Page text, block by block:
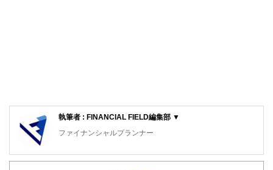
執筆者 : FINANCIAL FIELD編集部 ▼
ファイナンシャルプランナー
FinancialField編集部は、金融、経済に関する記事を、日々